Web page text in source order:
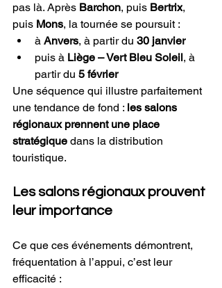
pas là. Après Barchon, puis Bertrix,
puis Mons, la tournée se poursuit :
à Anvers, à partir du 30 janvier
puis à Liège – Vert Bleu Soleil, à
partir du 5 février
Une séquence qui illustre parfaitement
une tendance de fond : les salons
régionaux prennent une place
stratégique dans la distribution
touristique.
Les salons régionaux prouvent
leur importance
Ce que ces événements démontrent,
fréquentation à l’appui, c’est leur
efficacité :